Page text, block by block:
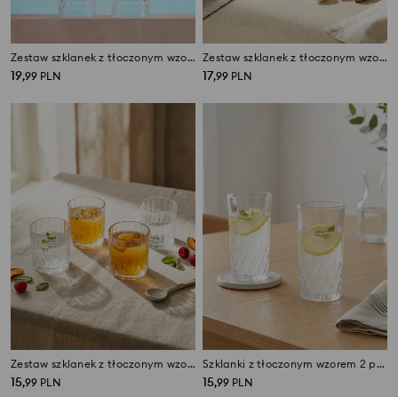
Zestaw szklanek z tłoczonym wzorem 4 pack
19,99 PLN
Zestaw szklanek z tłoczonym wzorem palm 4 pack
17,99 PLN
Zestaw szklanek z tłoczonym wzorem 4 pack
15,99 PLN
Szklanki z tłoczonym wzorem 2 pack
15,99 PLN